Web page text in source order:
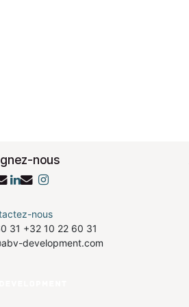
nous
nous
31 ​+32 10 22 60 31
development.com